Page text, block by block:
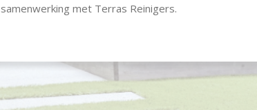
met Terras Reinigers.